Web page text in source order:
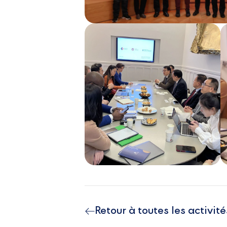
Retour à toutes les